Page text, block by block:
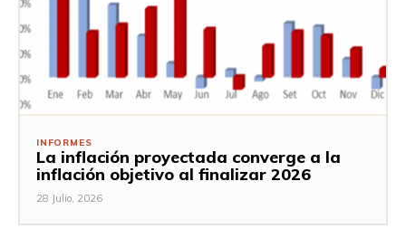
INFORMES
La inflación proyectada converge a la
inflación objetivo al finalizar 2026
28 Julio, 2026